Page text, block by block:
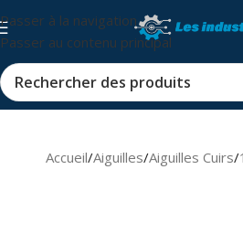
Passer à la navigation
Passer au contenu principal
Accueil/Aiguilles/Aiguilles Cuirs/